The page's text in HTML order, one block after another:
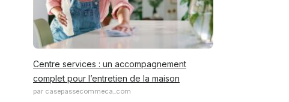
Centre services : un accompagnement
complet pour l’entretien de la maison
par casepassecommeca_com